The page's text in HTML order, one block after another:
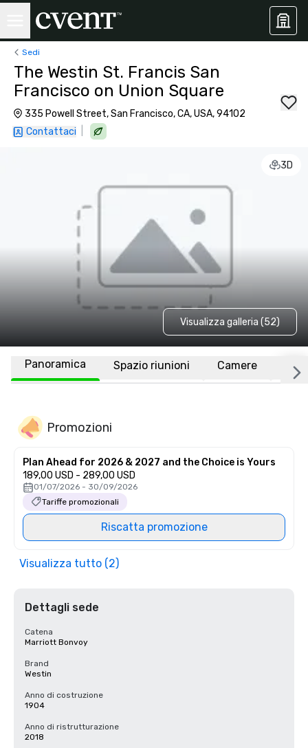
Sedi
The Westin St. Francis San
Francisco on Union Square
335 Powell Street, San Francisco, CA, USA, 94102
Contattaci
3D
Visualizza galleria (52)
Panoramica Spazio riunioni Camere
Promozioni
Plan Ahead for 2026 & 2027 and the Choice is Yours
189,00 USD - 289,00 USD
01/07/2026 - 30/09/2026
Tariffe promozionali
Riscatta promozione
Visualizza tutto (2)
Dettagli sede
Catena
Marriott Bonvoy
Brand
Westin
Anno di costruzione
1904
Anno di ristrutturazione
2018